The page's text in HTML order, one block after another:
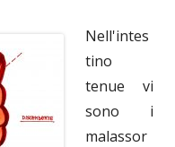
Nell'intes
tino
tenue vi
sono i
malassor